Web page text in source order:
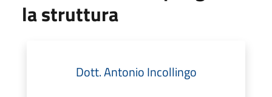
la struttura
Dott. Antonio Incollingo